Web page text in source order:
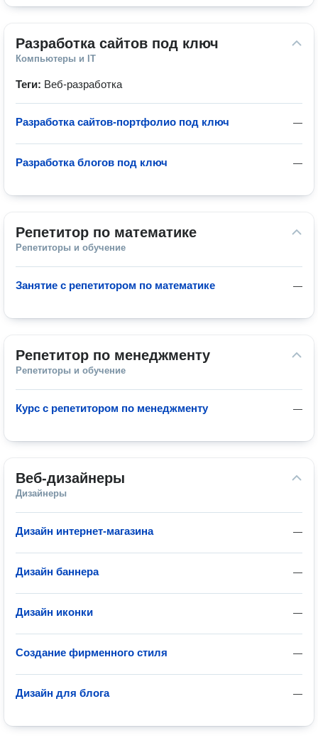
Разработка сайтов под ключ
Компьютеры и IT
Теги: Веб-разработка
—
Разработка сайтов-портфолио под ключ
—
Разработка блогов под ключ
Репетитор по математике
Репетиторы и обучение
—
Занятие с репетитором по математике
Репетитор по менеджменту
Репетиторы и обучение
—
Курс с репетитором по менеджменту
Веб-дизайнеры
Дизайнеры
—
Дизайн интернет-магазина
—
Дизайн баннера
—
Дизайн иконки
—
Создание фирменного стиля
—
Дизайн для блога